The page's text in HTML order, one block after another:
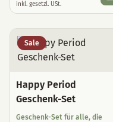
inkl. gesetzl. USt.
Sale
Happy Period
Geschenk-Set
Geschenk-Set für alle, die